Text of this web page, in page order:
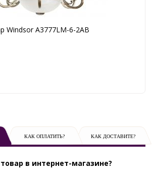
Windsor A3777LM-6-2AB
КАК ОПЛАТИТЬ? КАК ДОСТАВИТЕ?
в интернет-магазине?